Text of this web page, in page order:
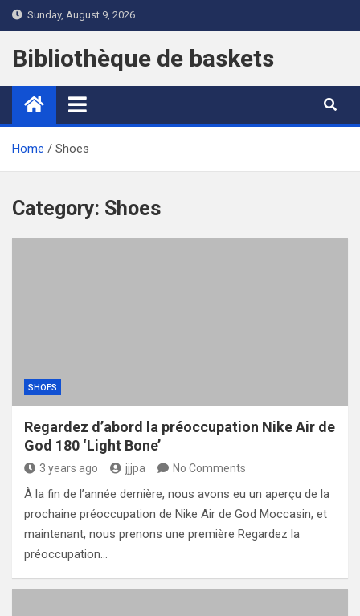
Skip
to
content
Sunday, August 9, 2026
Bibliothèque de baskets
Home Shoes
Category: Shoes
SHOES
Regardez d’abord la préoccupation Nike Air de
God 180 ‘Light Bone’
3 years ago jjjpa No Comments
À la fin de l’année dernière, nous avons eu un aperçu de la
prochaine préoccupation de Nike Air de God Moccasin, et
maintenant, nous prenons une première Regardez la
préoccupation…